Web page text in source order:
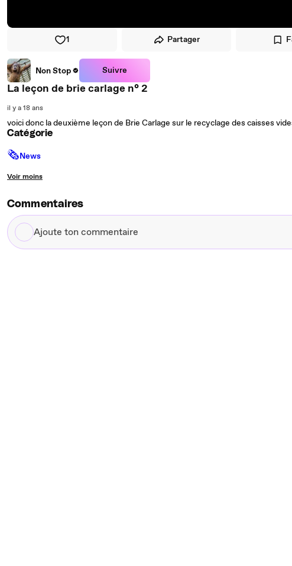
1 Partager
Non Stop Suivre
La leçon de brie carlage n° 2
il y a 18 ans
voici donc la deuxième leçon de Brie Carlage sur le recyclage des caisses
Catégorie
🗞News
Voir moins
Commentaires
Ajoute
ton